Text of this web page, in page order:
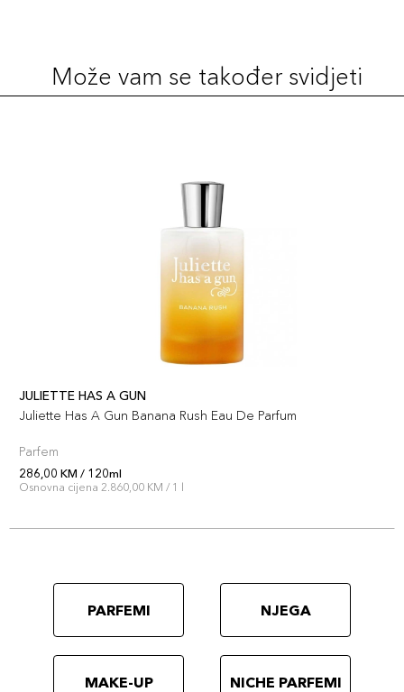
Može vam se također svidjeti
JULIETTE HAS A GUN
Juliette Has A Gun Banana Rush Eau De Parfum
Parfem
286,00 KM / 120ml
Osnovna cijena 2.860,00 KM / 1 l
PARFEMI NJEGA
MAKE-UP NICHE PARFEMI